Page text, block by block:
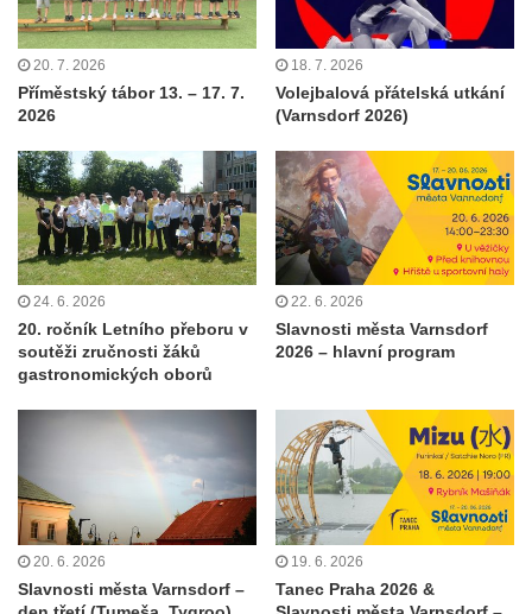
20. 7. 2026
Příměstský tábor 13. – 17. 7.
2026
18. 7. 2026
Volejbalová přátelská utkání
(Varnsdorf 2026)
24. 6. 2026
20. ročník Letního přeboru v
soutěži zručnosti žáků
gastronomických oborů
22. 6. 2026
Slavnosti města Varnsdorf
2026 – hlavní program
20. 6. 2026
Slavnosti města Varnsdorf –
19. 6. 2026
Tanec Praha 2026 &